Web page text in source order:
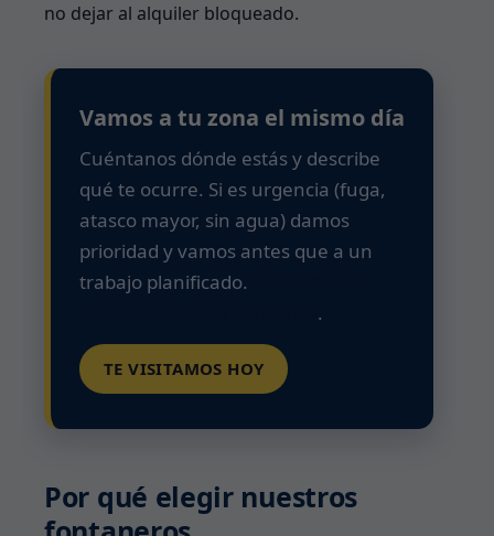
no dejar al alquiler bloqueado.
Vamos a tu zona el mismo día
Cuéntanos dónde estás y describe
qué te ocurre. Si es urgencia (fuga,
atasco mayor, sin agua) damos
prioridad y vamos antes que a un
trabajo planificado.
.
TE VISITAMOS HOY
Por qué elegir nuestros